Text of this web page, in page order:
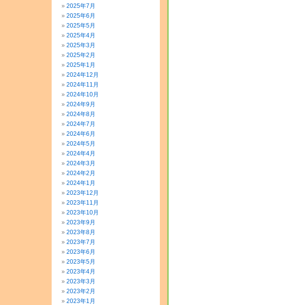
2025年7月
2025年6月
2025年5月
2025年4月
2025年3月
2025年2月
2025年1月
2024年12月
2024年11月
2024年10月
2024年9月
2024年8月
2024年7月
2024年6月
2024年5月
2024年4月
2024年3月
2024年2月
2024年1月
2023年12月
2023年11月
2023年10月
2023年9月
2023年8月
2023年7月
2023年6月
2023年5月
2023年4月
2023年3月
2023年2月
2023年1月